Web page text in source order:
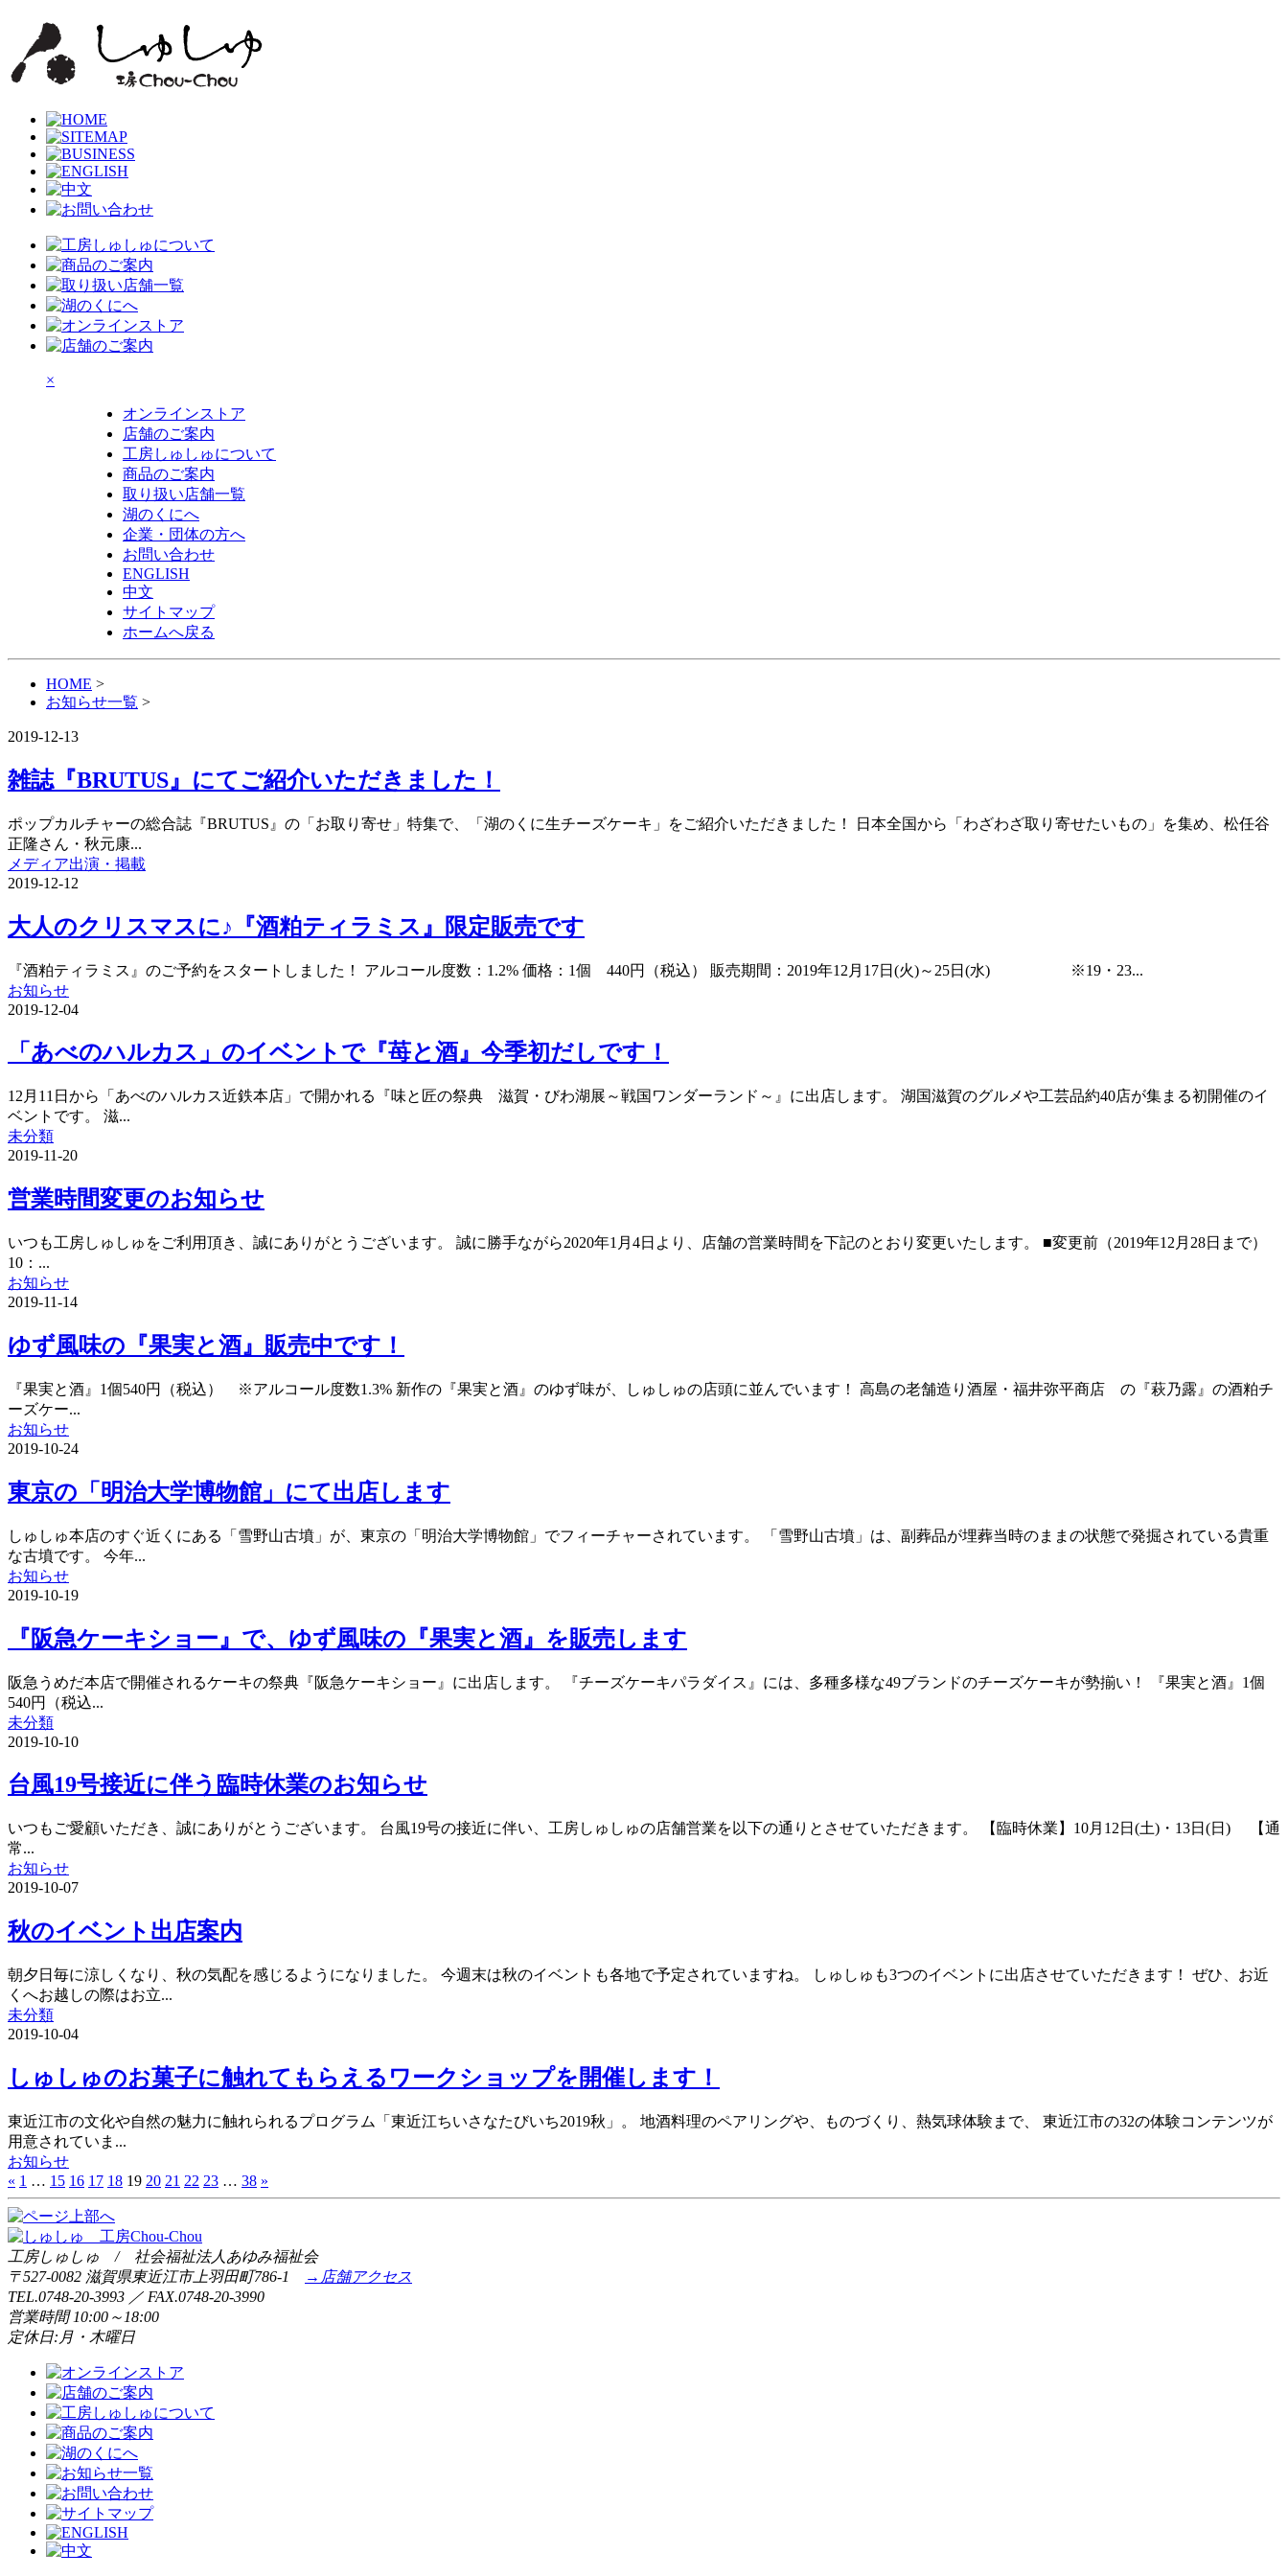
×
オンラインストア
店舗のご案内
工房しゅしゅについて
商品のご案内
取り扱い店舗一覧
湖のくにへ
企業・団体の方へ
お問い合わせ
ENGLISH
中文
サイトマップ
ホームへ戻る
HOME >
お知らせ一覧 >
2019-12-13
雑誌『BRUTUS』にてご紹介いただきました！
ポップカルチャーの総合誌『BRUTUS』の「お取り寄せ」特集で、「湖のくに生チーズケーキ」をご紹介いただきました！ 日本全国から「わざわざ取り寄せたいもの」を集め、松任谷
正隆さん・秋元康...
メディア出演・掲載
2019-12-12
大人のクリスマスに♪『酒粕ティラミス』限定販売です
『酒粕ティラミス』のご予約をスタートしました！ アルコール度数：1.2% 価格：1個 440円（税込） 販売期間：2019年12月17日(火)～25日(水) ※19・23...
お知らせ
2019-12-04
「あべのハルカス」のイベントで『苺と酒』今季初だしです！
12月11日から「あべのハルカス近鉄本店」で開かれる『味と匠の祭典 滋賀・びわ湖展～戦国ワンダーランド～』に出店します。 湖国滋賀のグルメや工芸品約40店が集まる初開催のイ
ベントです。 滋...
未分類
2019-11-20
営業時間変更のお知らせ
いつも工房しゅしゅをご利用頂き、誠にありがとうございます。 誠に勝手ながら2020年1月4日より、店舗の営業時間を下記のとおり変更いたします。 ■変更前（2019年12月28日まで）
10：...
お知らせ
2019-11-14
ゆず風味の『果実と酒』販売中です！
『果実と酒』1個540円（税込） ※アルコール度数1.3% 新作の『果実と酒』のゆず味が、しゅしゅの店頭に並んでいます！ 高島の老舗造り酒屋・福井弥平商店 の『萩乃露』の酒粕チ
ーズケー...
お知らせ
2019-10-24
東京の「明治大学博物館」にて出店します
しゅしゅ本店のすぐ近くにある「雪野山古墳」が、東京の「明治大学博物館」でフィーチャーされています。 「雪野山古墳」は、副葬品が埋葬当時のままの状態で発掘されている貴重
な古墳です。 今年...
お知らせ
2019-10-19
『阪急ケーキショー』で、ゆず風味の『果実と酒』を販売します
阪急うめだ本店で開催されるケーキの祭典『阪急ケーキショー』に出店します。 『チーズケーキパラダイス』には、多種多様な49ブランドのチーズケーキが勢揃い！ 『果実と酒』1個
540円（税込...
未分類
2019-10-10
台風19号接近に伴う臨時休業のお知らせ
いつもご愛顧いただき、誠にありがとうございます。 台風19号の接近に伴い、工房しゅしゅの店舗営業を以下の通りとさせていただきます。 【臨時休業】10月12日(土)・13日(日) 【通
常...
お知らせ
2019-10-07
秋のイベント出店案内
朝夕日毎に涼しくなり、秋の気配を感じるようになりました。 今週末は秋のイベントも各地で予定されていますね。 しゅしゅも3つのイベントに出店させていただきます！ ぜひ、お近
くへお越しの際はお立...
未分類
2019-10-04
しゅしゅのお菓子に触れてもらえるワークショップを開催します！
東近江市の文化や自然の魅力に触れられるプログラム「東近江ちいさなたびいち2019秋」。 地酒料理のペアリングや、ものづくり、熱気球体験まで、 東近江市の32の体験コンテンツが
用意されていま...
お知らせ
« 1 … 15 16 17 18 19 20 21 22 23 … 38 »
工房しゅしゅ / 社会福祉法人あゆみ福祉会
〒527-0082 滋賀県東近江市上羽田町786-1
→店舗アクセス
TEL.0748-20-3993 ／ FAX.0748-20-3990
営業時間 10:00～18:00
定休日:月・木曜日